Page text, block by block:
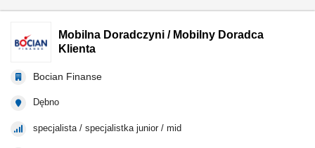
Mobilna Doradczyni / Mobilny Doradca
Klienta
Bocian Finanse
Dębno
specjalista / specjalistka junior / mid